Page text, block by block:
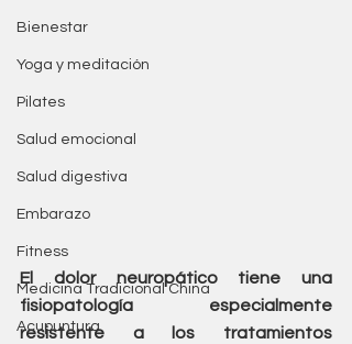
Bienestar
Yoga y meditación
Pilates
Salud emocional
Salud digestiva
Embarazo
Fitness
Medicina Tradicional China
Acupuntura
El dolor neuropático tiene una
fisiopatología especialmente
resistente a los tratamientos